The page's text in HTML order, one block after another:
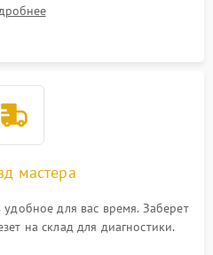
мастера
для вас время. Заберет
на склад для диагностики.